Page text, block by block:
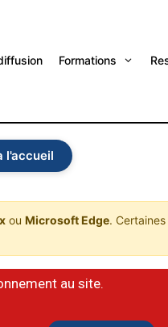
Formations
l'accueil
ou Microsoft Edge. Certaines
au site.